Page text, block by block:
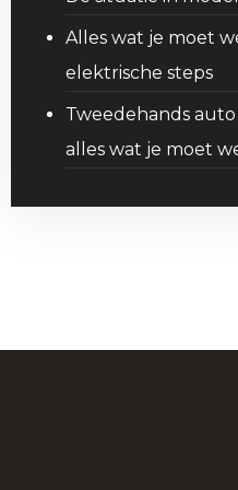
Alles wat je moet
elektrische steps
Tweedehands
alles wat je moet